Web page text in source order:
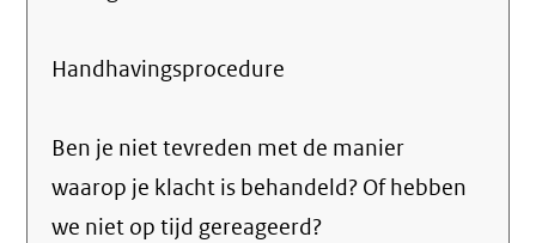
Handhavingsprocedure
Ben je niet tevreden met de manier
waarop je klacht is behandeld? Of hebben
we niet op tijd gereageerd?